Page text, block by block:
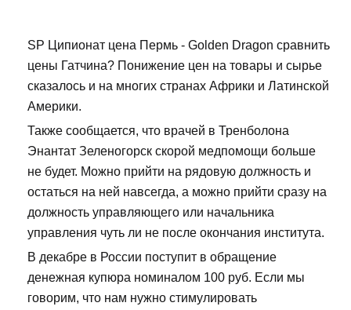
SP Ципионат цена Пермь - Golden Dragon сравнить
цены Гатчина? Понижение цен на товары и сырье
сказалось и на многих странах Африки и Латинской
Америки.
Также сообщается, что врачей в Тренболона
Энантат Зеленогорск скорой медпомощи больше
не будет. Можно прийти на рядовую должность и
остаться на ней навсегда, а можно прийти сразу на
должность управляющего или начальника
управления чуть ли не после окончания института.
В декабре в России поступит в обращение
денежная купюра номиналом 100 руб. Если мы
говорим, что нам нужно стимулировать